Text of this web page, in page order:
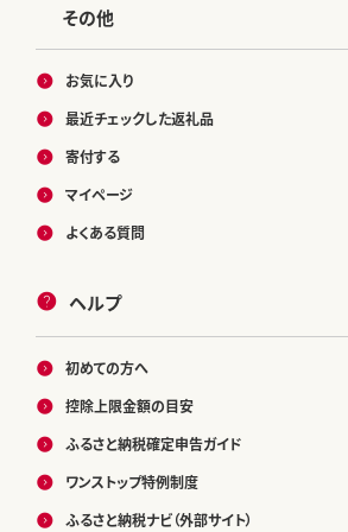
その他
お気に入り
最近チェックした返礼品
寄付する
マイページ
よくある質問
ヘルプ
初めての方へ
控除上限金額の目安
ふるさと納税確定申告ガイド
ワンストップ特例制度
ふるさと納税ナビ（外部サイト）